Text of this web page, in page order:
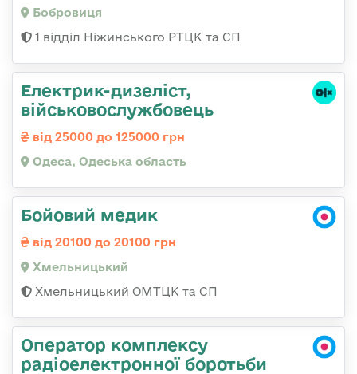
Бобровиця
1 відділ Ніжинського РТЦК та СП
Електрик-дизеліст,
військовослужбовець
від 25000 до 125000 грн
Одеса, Одеська область
Бойовий медик
від 20100 до 20100 грн
Хмельницький
Хмельницький ОМТЦК та СП
Оператор комплексу
радіоелектронної боротьби